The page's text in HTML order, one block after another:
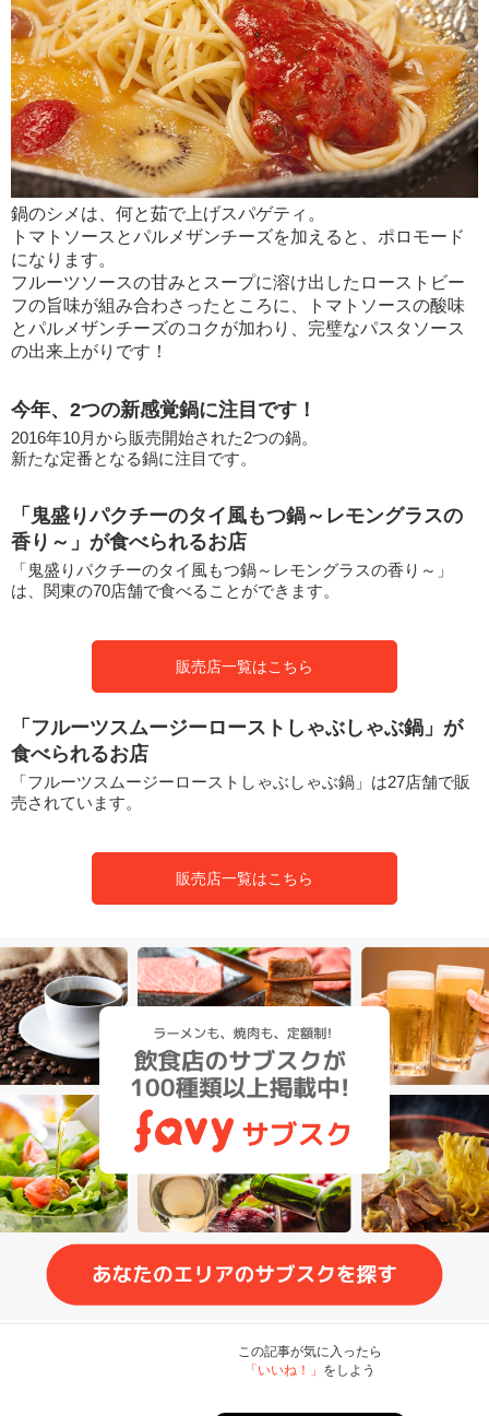
鍋のシメは、何と茹で上げスパゲティ。
トマトソースとパルメザンチーズを加えると、ポロモード
になります。
フルーツソースの甘みとスープに溶け出したローストビー
フの旨味が組み合わさったところに、トマトソースの酸味
とパルメザンチーズのコクが加わり、完璧なパスタソース
の出来上がりです！
今年、2つの新感覚鍋に注目です！
2016年10月から販売開始された2つの鍋。
新たな定番となる鍋に注目です。
「鬼盛りパクチーのタイ風もつ鍋～レモングラスの
香り～」が食べられるお店
「鬼盛りパクチーのタイ風もつ鍋～レモングラスの香り～」
は、関東の70店舗で食べることができます。
販売店一覧はこちら
「フルーツスムージーローストしゃぶしゃぶ鍋」が
食べられるお店
「フルーツスムージーローストしゃぶしゃぶ鍋」は27店舗で販
売されています。
販売店一覧はこちら
この記事が気に入ったら
「いいね！」 をしよう